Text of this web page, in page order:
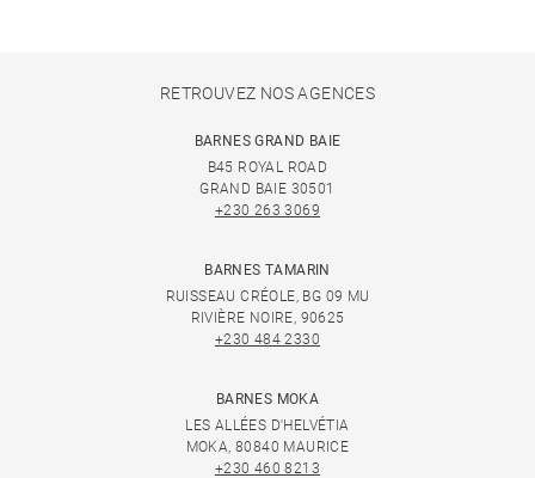
RETROUVEZ NOS AGENCES
BARNES GRAND BAIE
B45 ROYAL ROAD
GRAND BAIE 30501
+230 263 3069
BARNES TAMARIN
RUISSEAU CRÉOLE, BG 09 MU
RIVIÈRE NOIRE, 90625
+230 484 2330
BARNES MOKA
LES ALLÉES D'HELVÉTIA
MOKA, 80840 MAURICE
+230 460 8213